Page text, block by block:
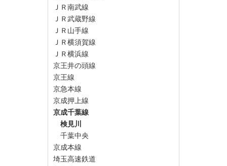
ＪＲ南武線
ＪＲ武蔵野線
ＪＲ山手線
ＪＲ横須賀線
ＪＲ横浜線
京王井の頭線
京王線
京急本線
京成押上線
京成千葉線
検見川
千葉中央
京成本線
埼玉高速鉄道